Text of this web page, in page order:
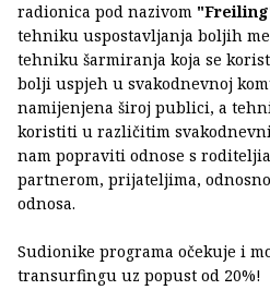
radionica pod nazivom
tehniku uspostavljanja boljih
tehniku šarmiranja koja se
bolji uspjeh u svakodnevnoj
namijenjena široj publici, a
koristiti u različitim
nam popraviti odnose s
partnerom, prijateljima,
odnosa.
Sudionike programa očekuje i
transurfingu uz popust od 20%!